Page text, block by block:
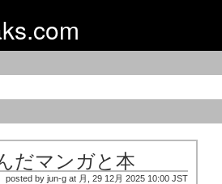
だマンガと本
posted by jun-g at 月, 29 12月 2025 10:00 JST